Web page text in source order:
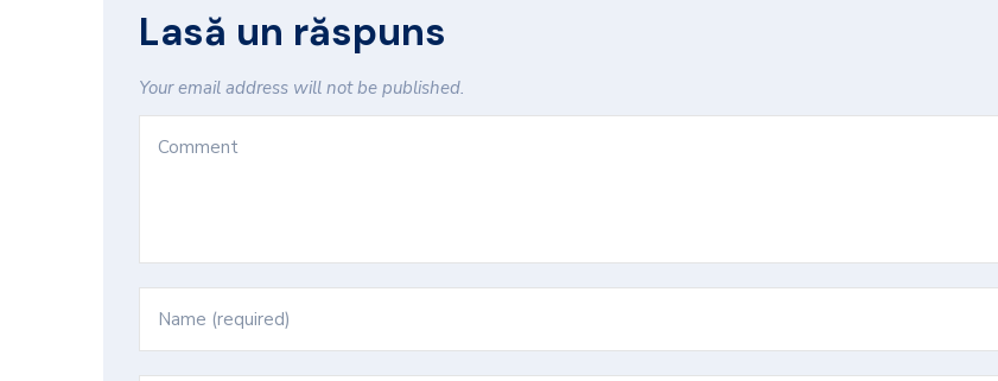
Lasă un răspuns
Your email address will not be published.